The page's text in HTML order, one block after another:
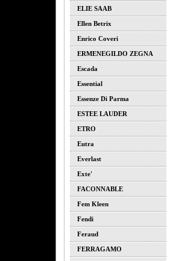
ELIE SAAB
Ellen Betrix
Enrico Coveri
ERMENEGILDO ZEGNA
Escada
Essential
Essenze Di Parma
ESTEE LAUDER
ETRO
Eutra
Everlast
Exte'
FACONNABLE
Fem Kleen
Fendi
Feraud
FERRAGAMO